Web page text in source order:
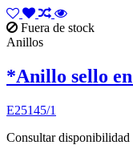
Fuera de stock
Anillos
*Anillo sello
E25145/1
Consultar disponibilidad